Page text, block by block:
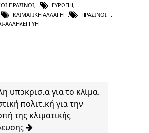
ΠΡΆΣΙΝΟΙ, ΕΥΡΏΠΗ,
ΚΛΙΜΑΤΙΚΉ ΑΛΛΑΓΉ, ΠΡΆΣΙΝΟΙ,
ΑΛΛΗΛΕΓΓΥΗ
υποκρισία για το κλίμα.
πολιτική για την
της κλιματικής